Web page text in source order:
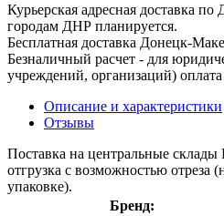
Курьерская адресная доставка
городам ДНР планируется.
Бесплатная доставка Донецк-
Безналичный расчет - для
учреждений, организаций)
Описание и характеристики
Отзывы
Поставка на центральные
отгрузка с возможностью отреза
упаковке).
Бренд: